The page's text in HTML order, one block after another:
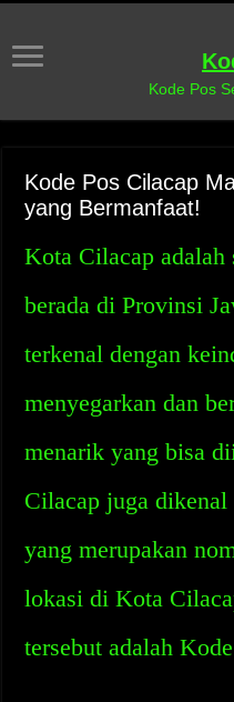
Kode Pos
Kode Pos Cilacap
yang Bermanfaat!
Kota Cilacap adalah
berada di Provinsi
terkenal dengan
menyegarkan dan
menarik yang bisa
Cilacap juga dikenal
yang merupakan
lokasi di Kota
tersebut adalah